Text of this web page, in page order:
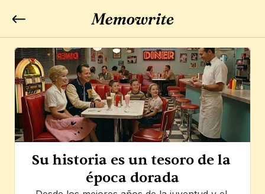
Su historia es un tesoro de la
época dorada